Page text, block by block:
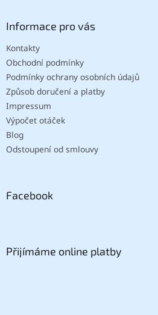
Informace pro vás
Kontakty
Obchodní podmínky
Podmínky ochrany osobních údajů
Způsob doručení a platby
Impressum
Výpočet otáček
Blog
Odstoupení od smlouvy
Facebook
Přijímáme online platby